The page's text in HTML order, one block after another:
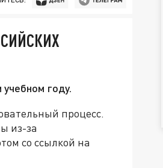
году.
процесс.
из-за
со ссылкой на